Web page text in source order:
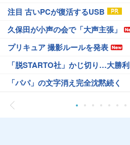
注目 古いPCが復活するUSB
久保田が小声の会で「大声主張」
プリキュア 撮影ルールを発表
「脱STARTO社」かじ切り…大勝利
「パパ」の文字消え完全沈黙続く